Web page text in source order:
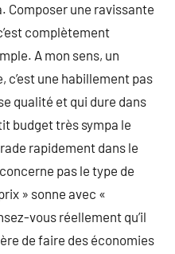
Composer une ravissante
complètement
A mon sens, un
une habillement pas
qualité et qui dure dans
budget très sympa le
rapidement dans le
pas le type de
» sonne avec «
vous réellement qu’il
de faire des économies